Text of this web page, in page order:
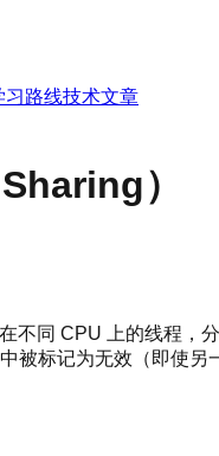
习路线技术文章
）
不同 CPU 上的线程
被标记为无效（即使